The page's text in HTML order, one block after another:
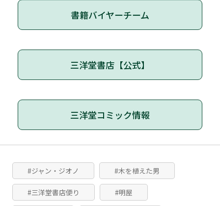
書籍バイヤーチーム
三洋堂書店【公式】
三洋堂コミック情報
#ジャン・ジオノ #木を植えた男
#三洋堂書店便り #明屋